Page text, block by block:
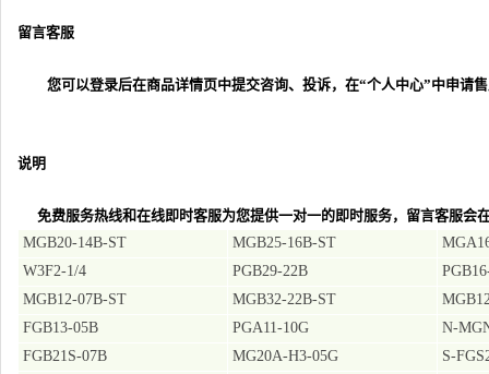
留言客服
您可以登录后在商品详情页中提交咨询、投诉，在“个人中心”中申请
说明
免费服务热线和在线即时客服为您提供一对一的即时服务，留言客服会
MGB20-14B-ST
MGB25-16B-ST
W3F2-1/4
PGB29-22B
MGB12-07B-ST
MGB32-22B-ST
FGB13-05B
PGA11-10G
N-
FGB21S-07B
MG20A-H3-05G
S-